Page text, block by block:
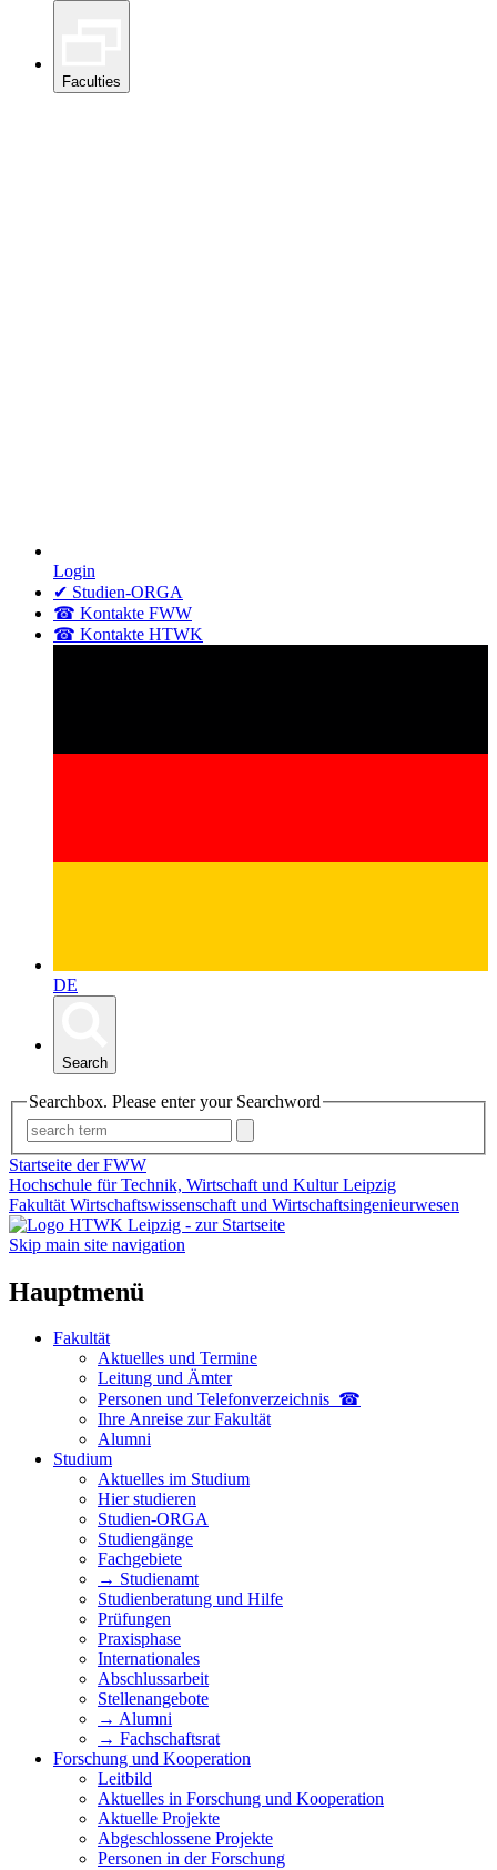
Faculties
Login
✔ Studien-ORGA
☎ Kontakte FWW
☎ Kontakte HTWK
DE
Search
Searchbox. Please enter your Searchword
Startseite der FWW
Hochschule für Technik, Wirtschaft und Kultur Leipzig
Fakultät Wirtschaftswissenschaft und Wirtschaftsingenieurwesen
Skip main site navigation
Hauptmenü
Fakultät
Aktuelles und Termine
Leitung und Ämter
Personen und Telefon­verzeichnis ☎
Ihre Anreise zur Fakultät
Alumni
Studium
Aktuelles im Studium
Hier studieren
Studien-ORGA
Studiengänge
Fachgebiete
→ Studienamt
Studienberatung und Hilfe
Prüfungen
Praxisphase
Internationales
Abschlussarbeit
Stellenangebote
→ Alumni
→ Fachschaftsrat
Forschung und Kooperation
Leitbild
Aktuelles in Forschung und Kooperation
Aktuelle Projekte
Abgeschlossene Projekte
Personen in der Forschung